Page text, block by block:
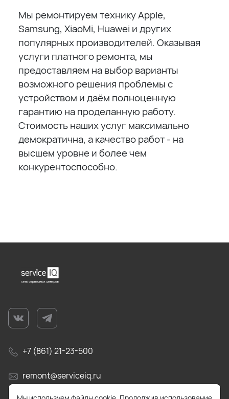
Мы ремонтируем технику Apple,
Samsung, XiaoMi, Huawei и других
популярных производителей. Оказывая
услуги платного ремонта, мы
предоставляем на выбор варианты
возможного решения проблемы с
устройством и даём полноценную
гарантию на проделанную работу.
Стоимость наших услуг максимально
демократична, а качество работ - на
высшем уровне и более чем
конкурентоспособно.
+7 (861) 21-23-500
remont@serviceiq.ru